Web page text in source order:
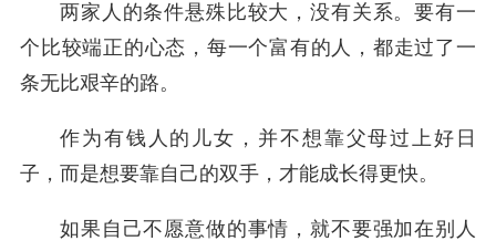
两家人的条件悬殊比较大，没有关系。要有一
个比较端正的心态，每一个富有的人，都走过了一
条无比艰辛的路。
作为有钱人的儿女，并不想靠父母过上好日
子，而是想要靠自己的双手，才能成长得更快。
如果自己不愿意做的事情，就不要强加在别人